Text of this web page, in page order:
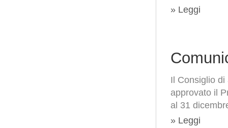
» Leggi
Il Consiglio
approvato il
al 31
» Leggi